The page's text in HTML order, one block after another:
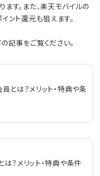
す。また、楽天モバイルの
ント還元も狙えます。
記事をご覧ください。
とは？メリット・特典や条
？メリット・特典や条件